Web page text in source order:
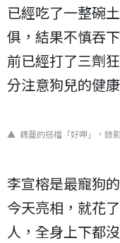
已經吃了一整碗
俱，結果不慎吞
前已經打了三劑
分注意狗兒的健康
▲ 魏蔓的搭檔「好呷」，錄
李宣榕是最寵狗
今天亮相，就花
人，全身上下都